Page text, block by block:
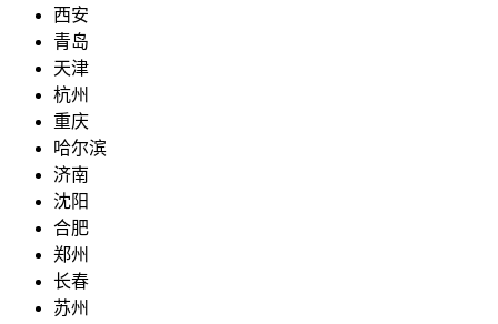
西安
青岛
天津
杭州
重庆
哈尔滨
济南
沈阳
合肥
郑州
长春
苏州